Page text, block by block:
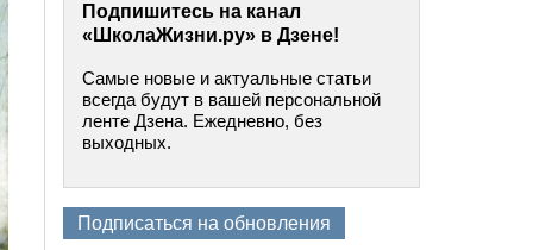
Подпишитесь на канал
«ШколаЖизни.ру» в Дзене!
Самые новые и актуальные статьи
всегда будут в вашей персональной
ленте Дзена. Ежедневно, без
выходных.
Подписаться на обновления